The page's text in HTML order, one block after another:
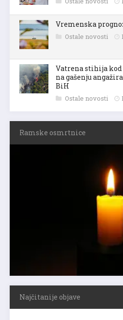
Vremenska
Ostale novosti
Vatrena stihija
na gašenju
BiH
Ostale novosti
Ramske osmrtnice
Najčitanije objave